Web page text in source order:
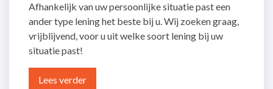
Afhankelijk van uw persoonlijke situatie past een
ander type lening het beste bij u. Wij zoeken graag,
vrijblijvend, voor u uit welke soort lening bij uw
situatie past!
Lees verder